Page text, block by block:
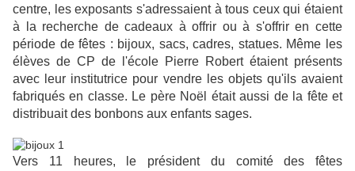
centre, les exposants s'adressaient à tous ceux qui étaient
à la recherche de cadeaux à offrir ou à s'offrir en cette
période de fêtes : bijoux, sacs, cadres, statues. Même les
élèves de CP de l'école Pierre Robert étaient présents
avec leur institutrice pour vendre les objets qu'ils avaient
fabriqués en classe. Le père Noël était aussi de la fête et
distribuait des bonbons aux enfants sages.
Vers 11 heures, le président du comité des fêtes